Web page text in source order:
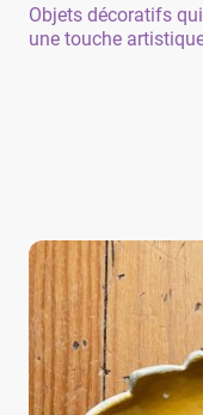
Objets décoratifs
une touche